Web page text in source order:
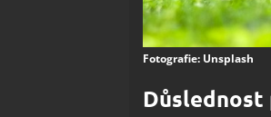
Fotografie: Unsplash
Důslednost